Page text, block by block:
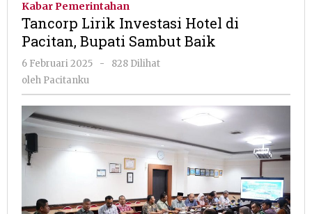
di
Pacitan,
Kabar Pemerintahan
Tancorp Lirik Investasi Hotel di
Pacitan, Bupati Sambut Baik
6 Februari 2025
oleh
-
828 Dilihat
oleh Pacitanku